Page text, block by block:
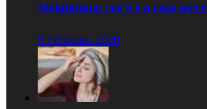
Melatonina: cos’è e a cosa serve
9 Febbraio 2026